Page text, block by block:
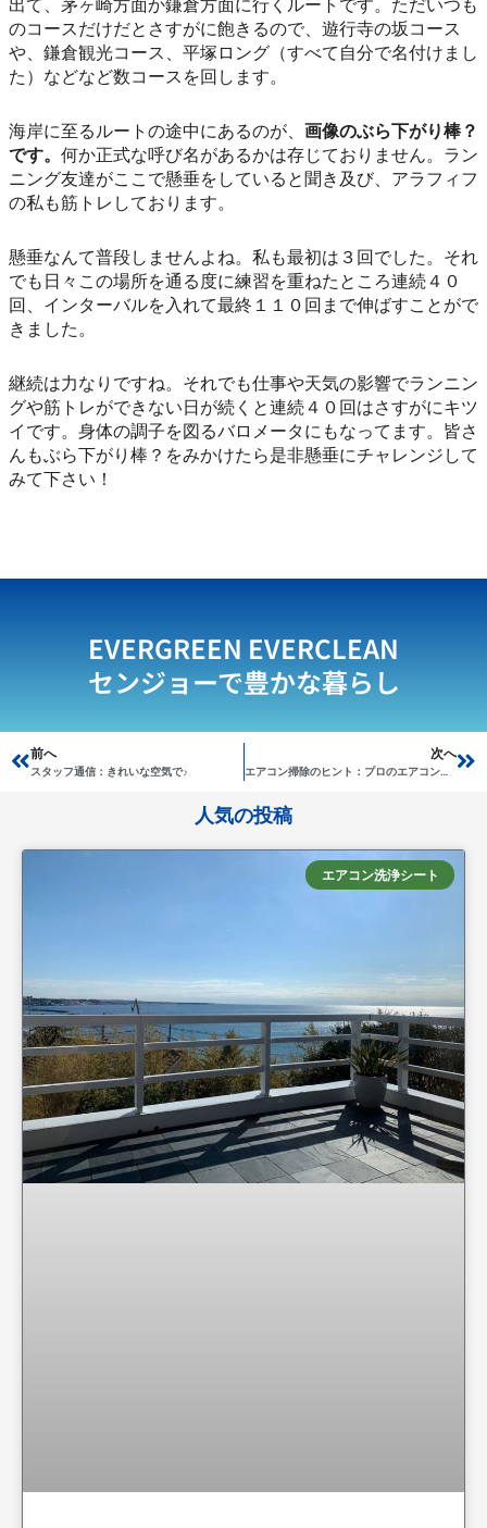
出て、茅ヶ崎方面か鎌倉方面に行くルートです。ただいつも
のコースだけだとさすがに飽きるので、遊行寺の坂コース
や、鎌倉観光コース、平塚ロング（すべて自分で名付けまし
た）などなど数コースを回します。
海岸に至るルートの途中にあるのが、 画像のぶら下がり棒？
です。 何か正式な呼び名があるかは存じておりません。ラン
ニング友達がここで懸垂をしていると聞き及び、アラフィフ
の私も筋トレしております。
懸垂なんて普段しませんよね。私も最初は３回でした。それ
でも日々この場所を通る度に練習を重ねたところ連続４０
回、インターバルを入れて最終１１０回まで伸ばすことがで
きました。
継続は力なりですね。それでも仕事や天気の影響でランニン
グや筋トレができない日が続くと連続４０回はさすがにキツ
イです。身体の調子を図るバロメータにもなってます。皆さ
んもぶら下がり棒？をみかけたら是非懸垂にチャレンジして
みて下さい！
EVERGREEN EVERCLEAN
センジョーで豊かな暮らし
Prev
前へ
スタッフ通信：きれいな空気で♪
次へ
エアコン掃除のヒント：プロのエアコンクリーニングはここが違う！
人気の投稿
エアコン洗浄シート